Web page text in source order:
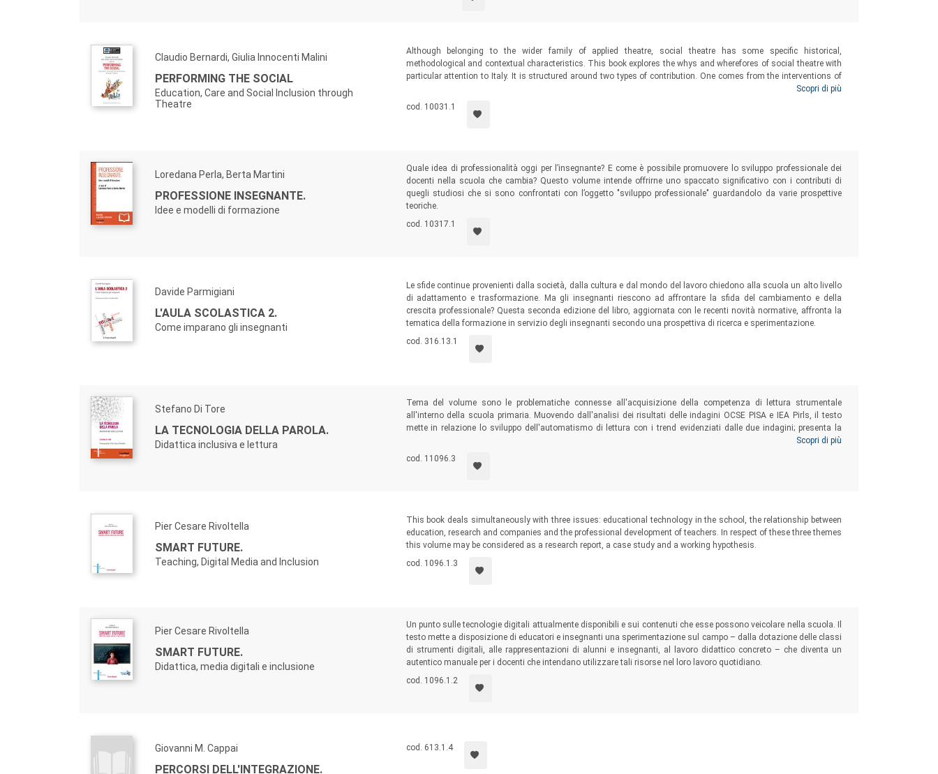
Claudio Bernardi, Giulia Innocenti Malini
PERFORMING THE SOCIAL
Education, Care and Social Inclusion through
Theatre
Although belonging to the wider family of applied theatre, social theatre has some specific historical,
methodological and contextual characteristics. This book explores the whys and wherefores of social theatre with
particular attention to Italy. It is structured around two types of contribution. One comes from the interventions of
some of the speakers at the International Conference Performing the Social. Education, Care and Social Inclusion
through Theatre, held in Milan on 20-21 September 2019. The second part is a more direct result of the Research
Project of National Relevance (PRIN) of social theatre in the fields of education, health and inclusion.
Scopri di più
cod. 10031.1
Loredana Perla, Berta Martini
PROFESSIONE INSEGNANTE.
Idee e modelli di formazione
Quale idea di professionalità oggi per l’insegnante? E come è possibile promuovere lo sviluppo professionale dei
docenti nella scuola che cambia? Questo volume intende offrirne uno spaccato significativo con i contributi di
quegli studiosi che si sono confrontati con l’oggetto "sviluppo professionale" guardandolo da varie prospettive
teoriche.
cod. 10317.1
Davide Parmigiani
L'AULA SCOLASTICA 2.
Come imparano gli insegnanti
Le sfide continue provenienti dalla società, dalla cultura e dal mondo del lavoro chiedono alla scuola un alto livello
di adattamento e trasformazione. Ma gli insegnanti riescono ad affrontare la sfida del cambiamento e della
crescita professionale? Questa seconda edizione del libro, aggiornata con le recenti novità normative, affronta la
tematica della formazione in servizio degli insegnanti secondo una prospettiva di ricerca e sperimentazione.
cod. 316.13.1
Stefano Di Tore
LA TECNOLOGIA DELLA PAROLA.
Didattica inclusiva e lettura
Tema del volume sono le problematiche connesse all'acquisizione della competenza di lettura strumentale
all'interno della scuola primaria. Muovendo dall'analisi dei risultati delle indagini OCSE PISA e IEA Pirls, il testo
mette in relazione lo sviluppo dell'automatismo di lettura con i trend evidenziati dalle due indagini; presenta la
didattica semplessa quale metodologia per lo sviluppo dell'automatismo di lettura; propone una rassegna degli
strumenti tecnologici per il supporto all'acquisizione della lettura strumentale.
Scopri di più
cod. 11096.3
Pier Cesare Rivoltella
SMART FUTURE.
Teaching, Digital Media and Inclusion
This book deals simultaneously with three issues: educational technology in the school, the relationship between
education, research and companies and the professional development of teachers. In respect of these three themes
this volume may be considered as a research report, a case study and a working hypothesis.
cod. 1096.1.3
Pier Cesare Rivoltella
SMART FUTURE.
Didattica, media digitali e inclusione
Un punto sulle tecnologie digitali attualmente disponibili e sui contenuti che esse possono veicolare nella scuola. Il
testo mette a disposizione di educatori e insegnanti una sperimentazione sul campo – dalla dotazione delle classi
di strumenti digitali, alle rappresentazioni di alunni e insegnanti, al lavoro didattico concreto – che diventa un
autentico manuale per i docenti che intendano utilizzare tali risorse nel loro lavoro quotidiano.
cod. 1096.1.2
Giovanni M. Cappai
PERCORSI DELL'INTEGRAZIONE.
cod. 613.1.4